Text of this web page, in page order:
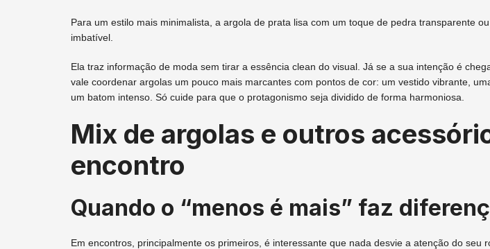
Para um estilo mais minimalista, a argola de prata lisa com um toque de pedra transparente
imbatível.
Ela traz informação de moda sem tirar a essência clean do visual. Já se a sua intenção é
vale coordenar argolas um pouco mais marcantes com pontos de cor: um vestido vibrante,
um batom intenso. Só cuide para que o protagonismo seja dividido de forma harmoniosa.
Mix de argolas e outros
encontro
Quando o “menos é mais” faz
Em encontros, principalmente os primeiros, é interessante que nada desvie a atenção do seu